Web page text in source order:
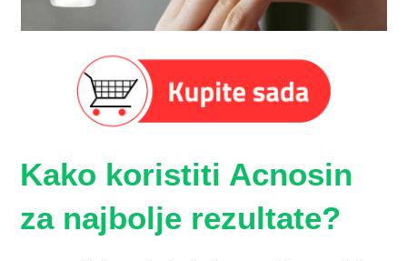
Kako koristiti Acnosin
za najbolje rezultate?